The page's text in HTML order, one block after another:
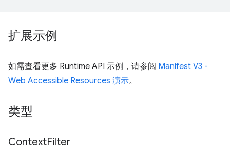
扩展示例
如需查看更多 Runtime API 示例，请参阅 Manifest V3 -
Web Accessible Resources 演示。
类型
ContextFilter